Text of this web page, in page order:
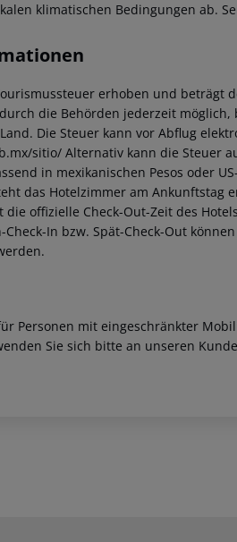
klimatischen Bedingungen ab.
erhoben und beträgt
die Behörden jederzeit
Die Steuer kann vor Abflug
sitio/ Alternativ kann die Steuer
in mexikanischen Pesos oder
das Hotelzimmer am Ankunftstag
die offizielle Check-Out-Zeit des
Check-In bzw. Spät-Check-Out
Personen mit eingeschränkter
Sie sich bitte an unseren